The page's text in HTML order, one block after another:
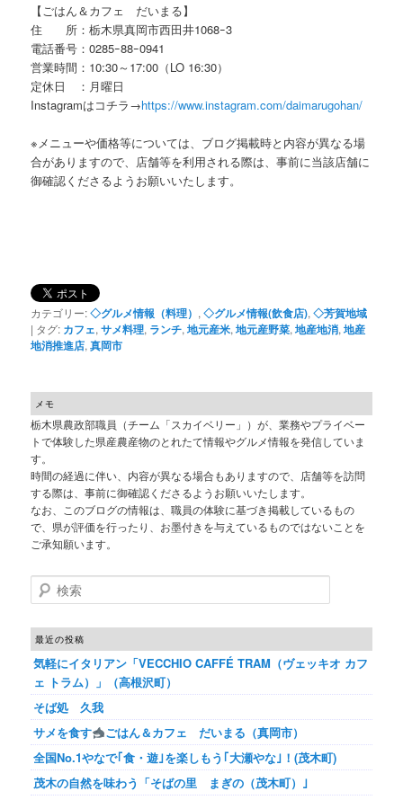
【ごはん＆カフェ だいまる】
住 所：栃木県真岡市西田井1068ｰ3
電話番号：0285ｰ88ｰ0941
営業時間：10:30～17:00（LO 16:30）
定休日 ：月曜日
Instagramはコチラ→https://www.instagram.com/daimarugohan/
※メニューや価格等については、ブログ掲載時と内容が異なる場
合がありますので、店舗等を利用される際は、事前に当該店舗に
御確認くださるようお願いいたします。
カテゴリー:◇グルメ情報（料理） ,◇グルメ情報(飲食店),◇芳賀地域
| タグ: カフェ,サメ料理, ランチ,地元産米,地元産野菜,地産地消,地産
地消推進店,真岡市
メモ
栃木県農政部職員（チーム「スカイベリー」）が、業務やプライベー
トで体験した県産農産物のとれたて情報やグルメ情報を発信していま
す。
時間の経過に伴い、内容が異なる場合もありますので、店舗等を訪問
する際は、事前に御確認くださるようお願いいたします。
なお、このブログの情報は、職員の体験に基づき掲載しているもの
で、県が評価を行ったり、お墨付きを与えているものではないことを
ご承知願います。
検索
最近の投稿
気軽にイタリアン「VECCHIO CAFFÉ TRAM（ヴェッキオ カフ
ェ トラム）」（高根沢町）
そば処 久我
サメを食す
ごはん＆カフェ だいまる（真岡市）
全国No.1やなで｢食・遊｣を楽しもう｢大瀬やな｣！(茂木町)
茂木の自然を味わう「そばの里 まぎの（茂木町）｣